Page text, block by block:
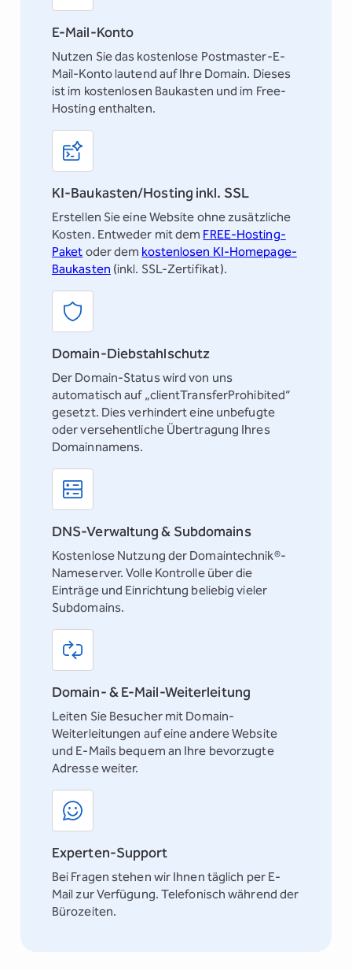
E-Mail-Konto
Nutzen Sie das kostenlose Postmaster-E-
Mail-Kontolautend auf Ihre Domain. Dieses
ist im kostenlosen Baukasten und im Free-
Hosting enthalten.
KI-Baukasten/Hosting inkl. SSL
Erstellen Sie eine Website ohne zusätzliche
Kosten. Entweder mit dem FREE-Hosting-
Paket oder dem kostenlosen KI-Homepage-
Baukasten (inkl. SSL-Zertifikat).
Domain-Diebstahlschutz
Der Domain-Status wird von uns
automatisch auf „clientTransferProhibited“
gesetzt. Dies verhindert eine unbefugte
oder versehentliche Übertragung Ihres
Domainnamens.
DNS-Verwaltung & Subdomains
Kostenlose Nutzung der Domaintechnik®-
Nameserver. Volle Kontrolle über die
Einträge und Einrichtung beliebig vieler
Subdomains.
Domain- & E-Mail-Weiterleitung
Leiten Sie Besucher mit Domain-
Weiterleitungen auf eine andere Website
und E-Mails bequem an Ihre bevorzugte
Adresse weiter.
Experten-Support
Bei Fragen stehen wir Ihnen täglich per E-
Mail zur Verfügung. Telefonisch während der
Bürozeiten.